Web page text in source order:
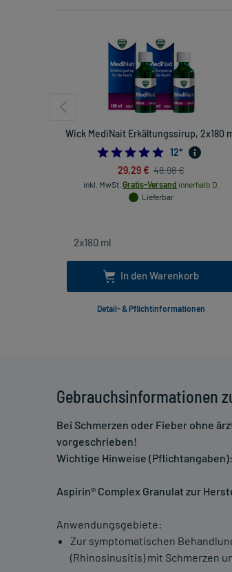
Gebrauchsinformationen
Bei Schmerzen oder Fieber ohne
vorgeschrieben!
Wichtige Hinweise (Pflichtangaben):
Aspirin® Complex Granulat zur
Anwendungsgebiete:
Zur symptomatischen
(Rhinosinusitis) mit Schmerzen
Wick MediNait Erkältungssirup, 2x180
12*
29,29 € 48,98 €
inkl. MwSt. Gratis-Versand innerhalb D.
Lieferbar
In den Warenkorb
Detail- & Pflichtinformationen